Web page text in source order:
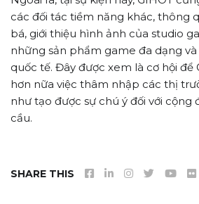
các đối tác tiềm năng khác, thông
bá, giới thiệu hình ảnh của studio
những sản phẩm game đa dạng
quốc tế. Đây được xem là cơ hội để
hơn nữa việc thâm nhập các thị
như tạo được sự chú ý đối với cộng
cầu.
SHARE THIS